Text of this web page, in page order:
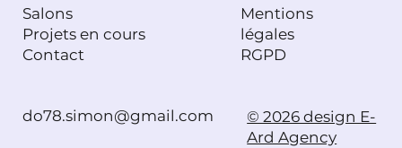
do78.simon@gmail.com
Salons
Projets en cours
Contact
Mentions
légales
RGPD
© 2026 design E-
Ard Agency